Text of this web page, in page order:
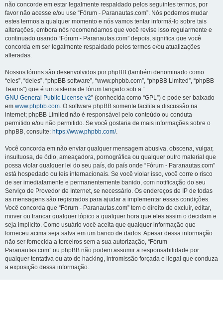
não concorde em estar legalmente respaldado pelos seguintes termos, por
favor não acesse e/ou use “Fórum - Paranautas.com”. Nós podemos mudar
estes termos a qualquer momento e nós vamos tentar informá-lo sobre tais
alterações, embora nós recomendamos que você revise isso regularmente e
continuado usando “Fórum - Paranautas.com” depois, significa que você
concorda em ser legalmente respaldado pelos termos e/ou atualizações
alteradas.
Nossos fóruns são desenvolvidos por phpBB (também denominado como
“eles”, “deles”, “phpBB software”, “www.phpbb.com”, “phpBB Limited”, “phpBB
Teams”) que é um sistema de fórum lançado sob a “
GNU General Public License v2” (conhecida como “GPL”) e pode ser baixado
em www.phpbb.com. O software phpBB somente facilita a discussão na
internet; phpBB Limited não é responsável pelo conteúdo ou conduta
permitido e/ou não permitido. Se você gostaria de mais informações sobre o
phpBB, consulte: https://www.phpbb.com/.
Você concorda em não enviar qualquer mensagem abusiva, obscena, vulgar,
insultuosa, de ódio, ameaçadora, pornográfica ou qualquer outro material que
possa violar qualquer lei do seu país, do país onde “Fórum - Paranautas.com”
está hospedado ou leis internacionais. Se você violar isso, você corre o risco
de ser imediatamente e permanentemente banido, com notificação do seu
Serviço de Provedor de Internet, se necessário. Os endereços de IP de todas
as mensagens são registrados para ajudar a implementar essas condições.
Você concorda que “Fórum - Paranautas.com” tem o direito de excluir, editar,
mover ou trancar qualquer tópico a qualquer hora que eles assim o decidam e
seja implícito. Como usuário você aceita que qualquer informação que
forneceu acima seja salva em um banco de dados. Apesar dessa informação
não ser fornecida a terceiros sem a sua autorização, “Fórum -
Paranautas.com” ou phpBB não podem assumir a responsabilidade por
qualquer tentativa ou ato de hacking, intromissão forçada e ilegal que conduza
a exposição dessa informação.